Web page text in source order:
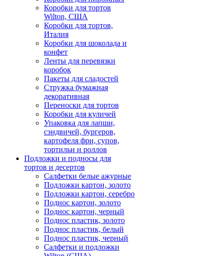
Коробки для тортов
Wilton, США
Коробки для тортов,
Италия
Коробки для шоколада и
конфет
Ленты для перевязки
коробок
Пакеты для сладостей
Стружка бумажная
декоративная
Переноски для тортов
Коробки для куличей
Упаковка для лапши,
сэндвичей, бургеров,
картофеля фри, супов,
тортильи и роллов
Подложки и подносы для
тортов и десертов
Салфетки белые ажурные
Подложки картон, золото
Подложки картон, серебро
Поднос картон, золото
Поднос картон, черный
Поднос пластик, золото
Поднос пластик, белый
Поднос пластик, черный
Салфетки и подложки